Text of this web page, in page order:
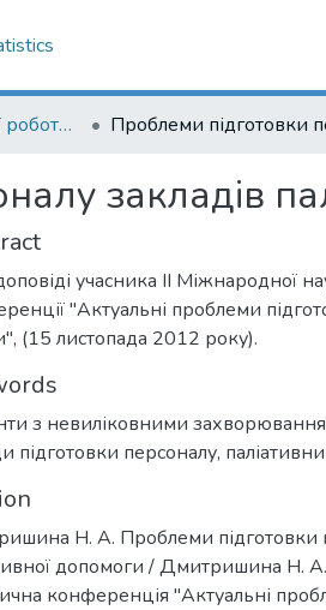
Школа соціальної роботи імені професора Володимира Полтавця
закладів
учасника ІІ Міжнародної
"Актуальні проблеми
(15 листопада 2012 року).
з невиліковними
підготовки персоналу,
Н. А. Проблеми підготовки
допомоги / Дмитришина Н.
конференція "Актуальні